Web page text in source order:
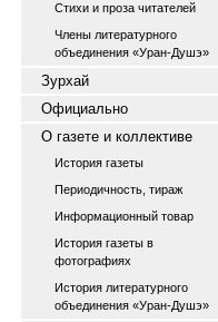
Стихи и проза читателей
Члены литературного
объединения «Уран-Душэ»
Зурхай
Официально
О газете и коллективе
История газеты
Периодичность, тираж
Информационный товар
История газеты в
фотографиях
История литературного
объединения «Уран-Душэ»